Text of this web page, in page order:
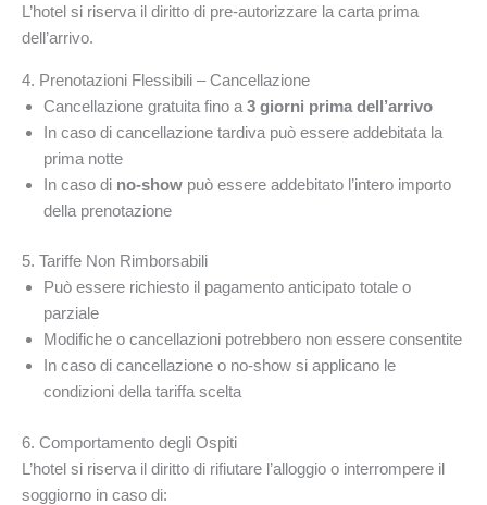
L’hotel si riserva il diritto di pre-autorizzare la carta prima
dell’arrivo.
4. Prenotazioni Flessibili – Cancellazione
Cancellazione gratuita fino a 3 giorni prima dell’arrivo
In caso di cancellazione tardiva può essere addebitata la
prima notte
In caso di no-show può essere addebitato l’intero importo
della prenotazione
5. Tariffe Non Rimborsabili
Può essere richiesto il pagamento anticipato totale o
parziale
Modifiche o cancellazioni potrebbero non essere consentite
In caso di cancellazione o no-show si applicano le
condizioni della tariffa scelta
6. Comportamento degli Ospiti
L’hotel si riserva il diritto di rifiutare l’alloggio o interrompere il
soggiorno in caso di: